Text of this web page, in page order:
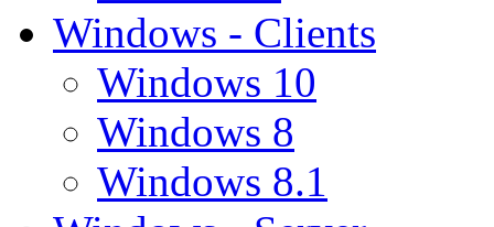
Windows - Clients
Windows 10
Windows 8
Windows 8.1